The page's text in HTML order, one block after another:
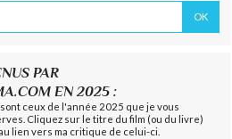
PAR
EN 2025 :
ceux de l'année 2025 que je vous
Cliquez sur le titre du film (ou du livre)
lien vers ma critique de celui-ci.